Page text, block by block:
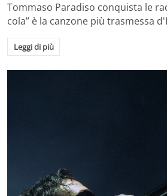
Tommaso Paradiso conquista le
cola” è la canzone più trasmessa
Leggi di più